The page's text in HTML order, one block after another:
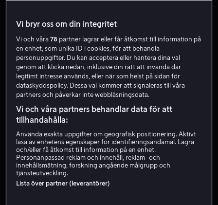
Vi bryr oss om din integritet
Vi och våra78 partner lagrar eller får åtkomst till information på
en enhet, som unika ID i cookies, för att behandla
personuppgifter. Du kan acceptera eller hantera dina val
genom att klicka nedan, inklusive din rätt att invända där
legitimt intresse används, eller när som helst på sidan för
dataskyddspolicy. Dessa val kommer att signaleras till våra
partners och påverkar inte webbläsningsdata.
Vi och våra partners behandlar data för att
tillhandahålla:
Använda exakta uppgifter om geografisk positionering. Aktivt
läsa av enhetens egenskaper för identifieringsändamål. Lagra
och/eller få åtkomst till information på en enhet.
Personanpassad reklam och innehåll, reklam- och
innehållsmätning, forskning angående målgrupp och
tjänsteutveckling.
Lista över partner (leverantörer)